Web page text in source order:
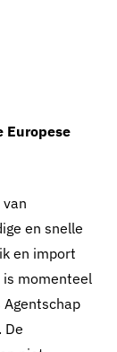
Europese
en snelle
en import
is momenteel
Agentschap
De